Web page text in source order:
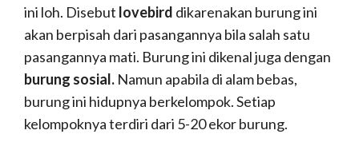
ini loh. Disebut lovebird dikarenakan burung ini
akan berpisah dari pasangannya bila salah satu
pasangannya mati. Burung ini dikenal juga dengan
burung sosial. Namun apabila di alam bebas,
burung ini hidupnya berkelompok. Setiap
kelompoknya terdiri dari 5-20 ekor burung.